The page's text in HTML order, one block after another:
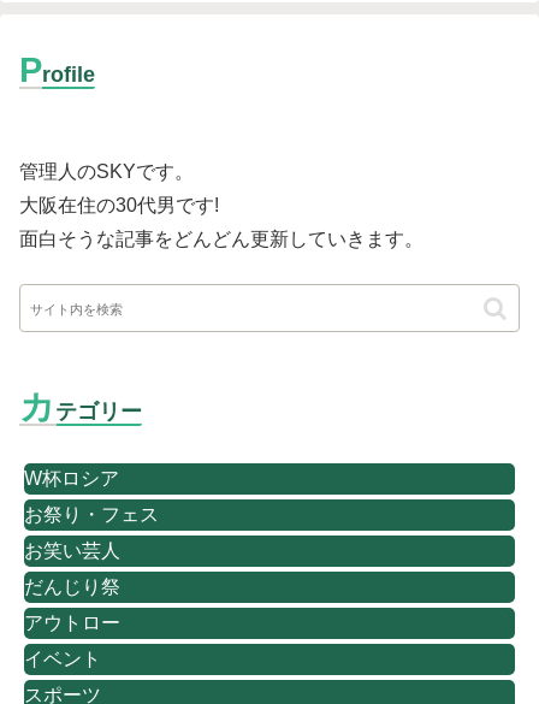
Profile
管理人のSKYです。
大阪在住の30代男です!
面白そうな記事をどんどん更新していきます。
カ テゴリー
W杯ロシア
お祭り・フェス
お笑い芸人
だんじり祭
アウトロー
イベント
スポーツ